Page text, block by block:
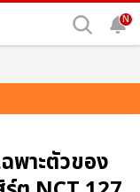
N
พาะตัวของ